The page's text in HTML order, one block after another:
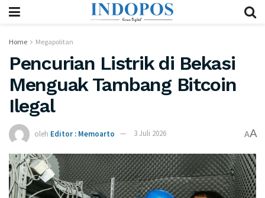
Home Megapolitan
Pencurian Listrik di Bekasi
Menguak Tambang Bitcoin
Ilegal
oleh Editor : Memoarto 3 Juli 2026 AA